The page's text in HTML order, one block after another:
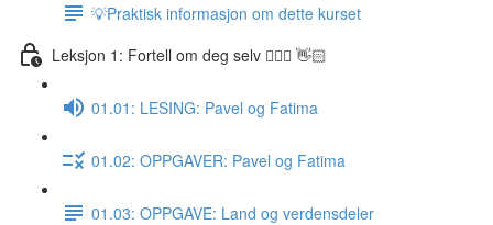
💡Praktisk informasjon om dette kurset
Leksjon 1: Fortell om deg selv 🙋🏽‍♀️ 👋🏻
01.01: LESING: Pavel og Fatima
01.02: OPPGAVER: Pavel og Fatima
01.03: OPPGAVE: Land og verdensdeler